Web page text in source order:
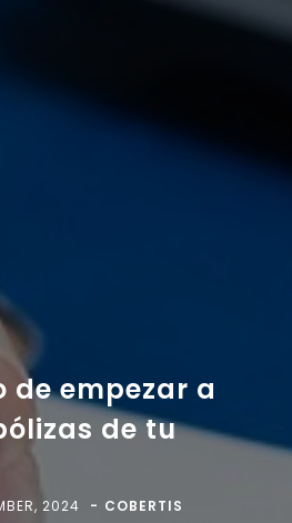
de empezar a
de tu
2024 COBERTIS